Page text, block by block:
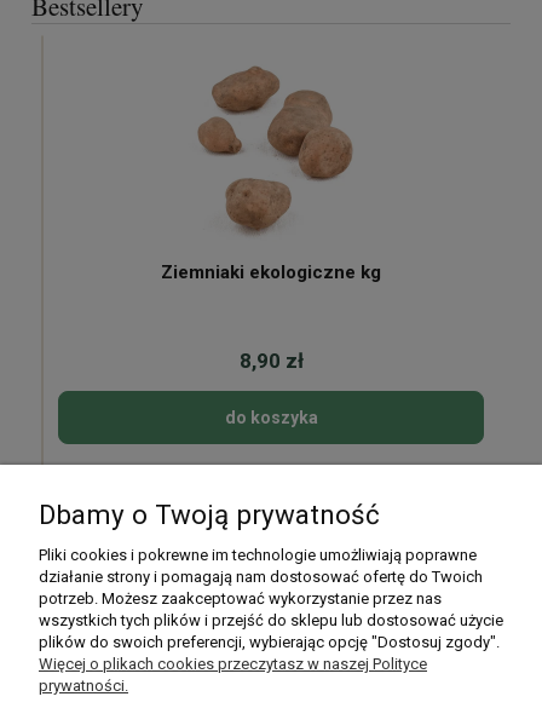
Ziemniaki ekologiczne kg
8,90 zł
do koszyka
Moje konto
Płatności i dostawa
Dbamy o Twoją prywatność
Pliki cookies i pokrewne im technologie umożliwiają poprawne
działanie strony i pomagają nam dostosować ofertę do Twoich
potrzeb. Możesz zaakceptować wykorzystanie przez nas
wszystkich tych plików i przejść do sklepu lub dostosować użycie
plików do swoich preferencji, wybierając opcję "Dostosuj zgody".
Więcej o plikach cookies przeczytasz w naszej Polityce
prywatności.